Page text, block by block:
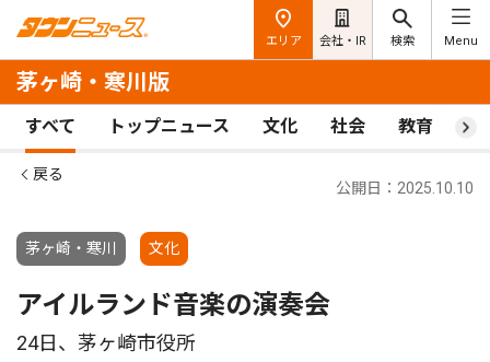
エリア 会社・IR 検索 Menu
茅ヶ崎・寒川版
すべて トップニュース 文化 社会 教育 ス
戻る
茅ヶ崎・寒川 文化
公開日：2025.10.10
アイルランド音楽の演奏会
24日、茅ヶ崎市役所